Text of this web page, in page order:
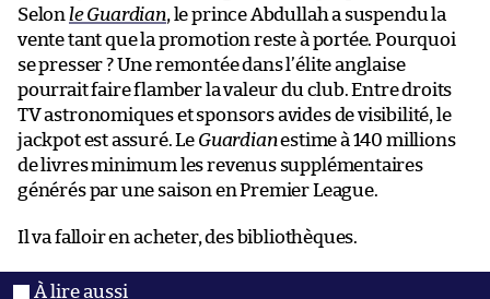
Selon le Guardian, le prince Abdullah a suspendu la
vente tant que la promotion reste à portée. Pourquoi
se presser ? Une remontée dans l’élite anglaise
pourrait faire flamber la valeur du club. Entre droits
TV astronomiques et sponsors avides de visibilité, le
jackpot est assuré. Le Guardianestime à 140 millions
de livres minimum les revenus supplémentaires
générés par une saison en Premier League.
Il va falloir en acheter, des bibliothèques.